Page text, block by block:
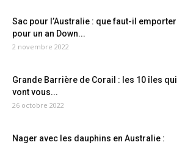
Sac pour l’Australie : que faut-il emporter
pour un an Down...
2 novembre 2022
Grande Barrière de Corail : les 10 îles qui
vont vous...
26 octobre 2022
Nager avec les dauphins en Australie :